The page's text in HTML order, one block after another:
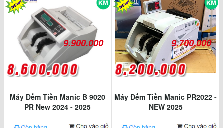
9.900.000
Máy Đếm Tiền Manic B 9020
PR New 2024 - 2025
9.700.000
Máy Đếm Tiền Manic PR2022 -
NEW 2025